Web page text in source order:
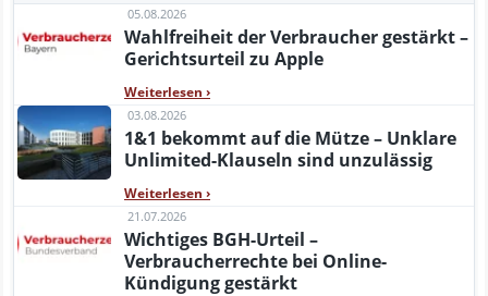
05.08.2026
Wahlfreiheit der Verbraucher gestärkt –
Gerichtsurteil zu Apple
Weiterlesen ›
03.08.2026
1&1 bekommt auf die Mütze – Unklare
Unlimited-Klauseln sind unzulässig
Weiterlesen ›
21.07.2026
Wichtiges BGH-Urteil –
Verbraucherrechte bei Online-
Kündigung gestärkt